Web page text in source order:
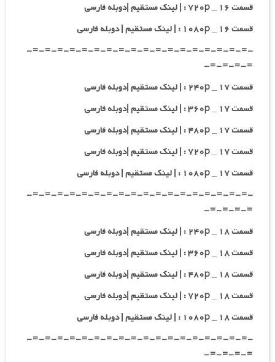
قسمت ۱۶ _ ۷۲۰p : | لینک مستقیم |دوبله فارسی
قسمت ۱۶ _ ۱۰۸۰p : | لینک مستقیم | دوبله فارسی
-=-=-=-=-=-=-=-=-=-=-=-=-=-=-=-=-=-=-
=-=-=-=-
قسمت ۱۷ _ ۲۴۰p : | لینک مستقیم |دوبله فارسی
قسمت ۱۷ _ ۳۶۰p : | لینک مستقیم |دوبله فارسی
قسمت ۱۷ _ ۴۸۰p : | لینک مستقیم |دوبله فارسی
قسمت ۱۷ _ ۷۲۰p : | لینک مستقیم |دوبله فارسی
قسمت ۱۷ _ ۱۰۸۰p : | لینک مستقیم | دوبله فارسی
-=-=-=-=-=-=-=-=-=-=-=-=-=-=-=-=-=-=-
=-=-=-=-
قسمت ۱۸ _ ۲۴۰p : | لینک مستقیم |دوبله فارسی
قسمت ۱۸ _ ۳۶۰p : | لینک مستقیم |دوبله فارسی
قسمت ۱۸ _ ۴۸۰p : | لینک مستقیم |دوبله فارسی
قسمت ۱۸ _ ۷۲۰p : | لینک مستقیم |دوبله فارسی
قسمت ۱۸ _ ۱۰۸۰p : | لینک مستقیم | دوبله فارسی
-=-=-=-=-=-=-=-=-=-=-=-=-=-=-=-=-=-=-
=-=-=-=-